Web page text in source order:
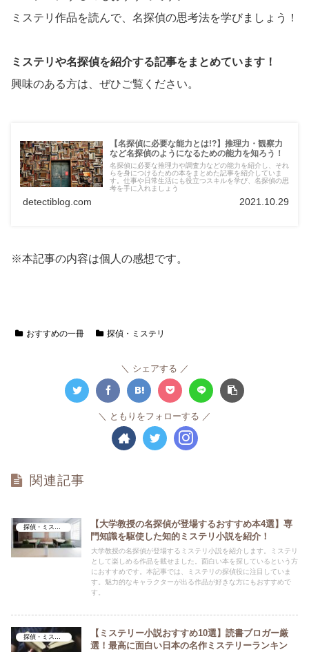
ミステリ作品を読んで、名探偵の思考法を学びましょう！
ミステリや名探偵を紹介する記事をまとめています！
興味のある方は、ぜひご覧ください。
【名探偵に必要な能力とは!?】推理力・観察力
など名探偵のようになるための能力を知ろう！
名探偵に必要な推理力や調査力などの能力を紹介し、それ
らを身につけるための本をまとめた記事を紹介していま
す。仕事や日常生活にも役立つスキルを学び、名探偵の思
考を手に入れましょう
detectiblog.com 2021.10.29
※本記事の内容は個人の感想です。
おすすめの一冊 探偵・ミステリ
シェアする
ともりをフォローする
関連記事
【大学教授の名探偵が登場するおすすめ本4選】専
門知識を駆使した知的ミステリ小説を紹介！
大学教授の名探偵が登場するミステリ小説を紹介します。ミステリ
として楽しめる作品を載せました。面白い本を探しているという方
におすすめです。本記事では、ミステリの探偵役に注目していま
す。魅力的なキャラクターが出る作品が好きな方にもおすすめで
す。
【ミステリー小説おすすめ10選】読書ブロガー厳
選！最高に面白い日本の名作ミステリーランキン